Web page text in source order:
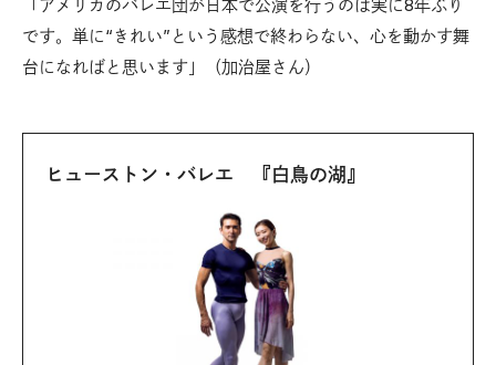
「アメリカのバレエ団が日本で公演を行うのは実に8年ぶり
です。単に“きれい”という感想で終わらない、心を動かす舞
台になればと思います」（加治屋さん）
ヒューストン・バレエ 『白鳥の湖』